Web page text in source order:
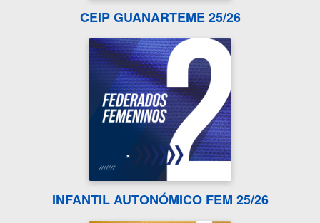
CEIP GUANARTEME 25/26
INFANTIL AUTONÓMICO FEM 25/26